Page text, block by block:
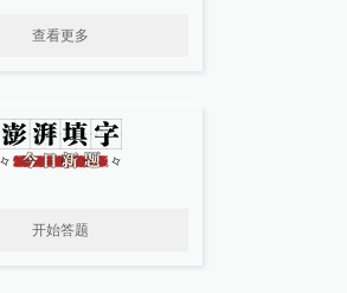
查看更多
开始答题